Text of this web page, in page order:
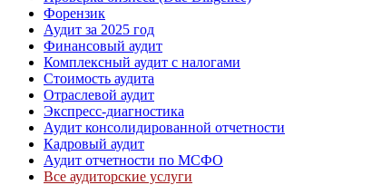
Форензик
Аудит за 2025 год
Финансовый аудит
Комплексный аудит с налогами
Стоимость аудита
Отраслевой аудит
Экспресс-диагностика
Аудит консолидированной отчетности
Кадровый аудит
Аудит отчетности по МСФО
Все аудиторские услуги